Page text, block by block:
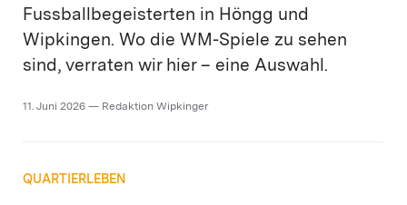
Fussballbegeisterten in Höngg und
Wipkingen. Wo die WM-Spiele zu sehen
sind, verraten wir hier – eine Auswahl.
11. Juni 2026 — Redaktion Wipkinger
QUARTIERLEBEN